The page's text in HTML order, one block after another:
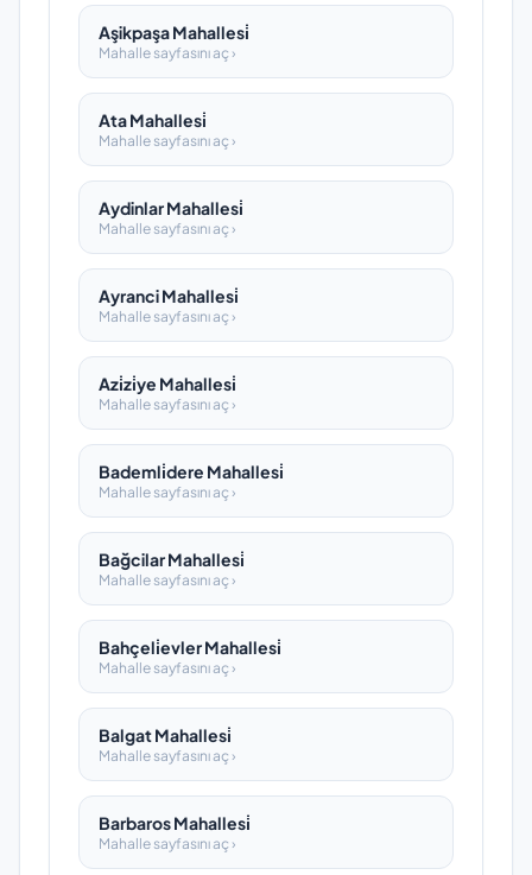
Aşikpaşa Mahallesi̇
Mahalle sayfasını aç ›
Ata Mahallesi̇
Mahalle sayfasını aç ›
Aydinlar Mahallesi̇
Mahalle sayfasını aç ›
Ayranci Mahallesi̇
Mahalle sayfasını aç ›
Azi̇zi̇ye Mahallesi̇
Mahalle sayfasını aç ›
Bademli̇dere Mahallesi̇
Mahalle sayfasını aç ›
Bağcilar Mahallesi̇
Mahalle sayfasını aç ›
Bahçeli̇evler Mahallesi̇
Mahalle sayfasını aç ›
Balgat Mahallesi̇
Mahalle sayfasını aç ›
Barbaros Mahallesi̇
Mahalle sayfasını aç ›